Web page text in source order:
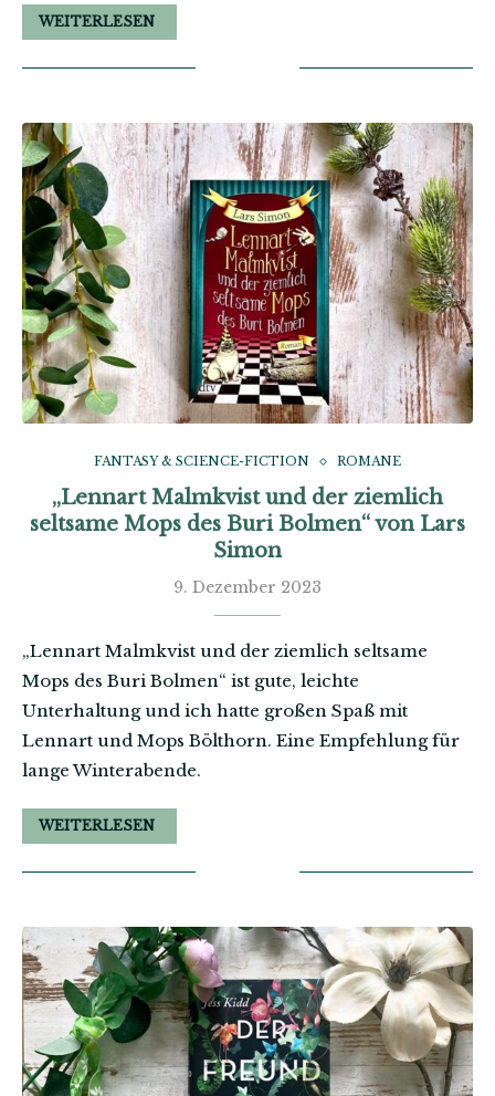
WEITERLESEN
FANTASY & SCIENCE-FICTION ROMANE
„Lennart Malmkvist und der ziemlich
seltsame Mops des Buri Bolmen“ von Lars
Simon
9. Dezember 2023
„Lennart Malmkvist und der ziemlich seltsame
Mops des Buri Bolmen“ ist gute, leichte
Unterhaltung und ich hatte großen Spaß mit
Lennart und Mops Bölthorn. Eine Empfehlung für
lange Winterabende.
WEITERLESEN